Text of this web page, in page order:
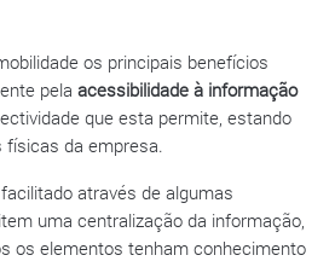
os principais benefícios
pelaacessibilidade à informação
que esta permite, estando
da empresa.
através de algumas
uma centralização da informação,
os elementos tenham conhecimento